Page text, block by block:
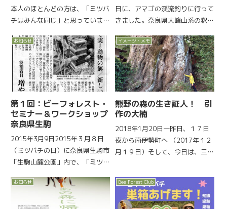
本人のほとんどの方は、「ミツバ
チはみんな同じ」と思っていま
ミツバチを守ろうと叫んでいる人
でさえ誤解しています。ミツバチ
と誤解だらけの養蜂！？日本には
現在、明治時代にアメリカから...
日に、アマゴの渓流釣りに行って
きました。奈良県大峰山系の釈迦
近の尾根から十津川村の源流部の
谷を６００〜７００m下り、そこ
から釣り上がります。だいぶハー
ドなスポーツフィッシング...
お知らせ
第１回：ビーフォレスト・
セミナー＆ワークショップ
奈良県生駒
2015年3月9日2015年３月８日
（ミツバチの日）に奈良県生駒市
「生駒山麓公園」内で、「ミツバ
フォレストセミナーと蜂箱ワーク
ショップを開催しました。主催：
イメージ・メモ
熊野の森の生き証人！ 引
作の大楠
2018年1月20日一昨日、１７日
夜から南伊勢町へ （2017年１２
月１９日）そして、今日は、三重
ウ）の新たな｢ミツバチと森をつ
くる｣ビーフォレスト候補地を、
熊野市のビーフォレスト・クラブ
お知らせ Bee Forest Club